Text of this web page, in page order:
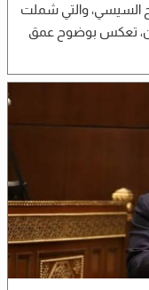
السيسي، والتي شملت
تعكس بوضوح عمق